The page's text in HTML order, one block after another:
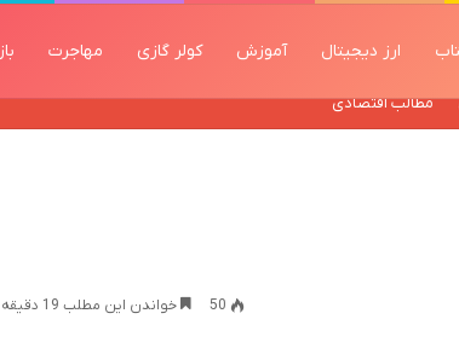
ارز دیجیتال آموزش کولر گازی مهاجرت
مطالب اقتصادی
50 خواندن این مطلب 19 دقیقه زمان میبرد